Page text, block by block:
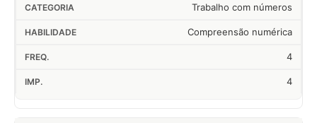
Trabalho com números
Compreensão numérica
4
4